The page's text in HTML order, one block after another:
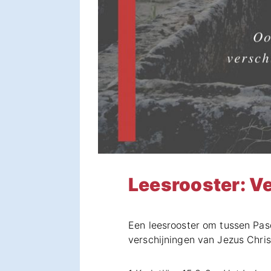
Leesrooster:
Een leesrooster om tussen
verschijningen van Jezus